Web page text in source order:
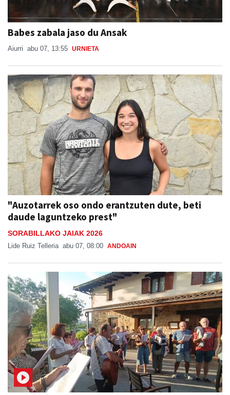
Babes zabala jaso du Ansak
Aiurri abu 07, 13:55 URNIETA
"Auzotarrek oso ondo erantzuten dute, beti
daude laguntzeko prest"
SORABILLAKO JAIAK 2026
Lide Ruiz Telleria abu 07, 08:00 ANDOAIN